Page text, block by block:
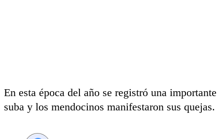
En esta época del año se registró una importante
suba y los mendocinos manifestaron sus quejas.